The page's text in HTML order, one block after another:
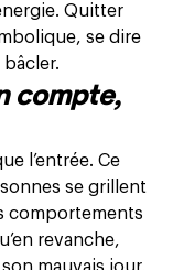
Quitter
se dire
compte,
l’entrée. Ce
se grillent
comportements
revanche,